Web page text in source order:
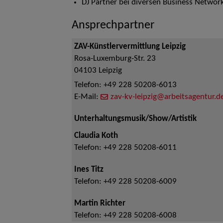
DJ Partner bei diversen Business
Ansprechpartner
ZAV-Künstlervermittlung Leipzig
Rosa-Luxemburg-Str. 23
04103 Leipzig
Telefon: +49 228 50208-6013
E-Mail:
zav-kv-
Unterhaltungsmusik/Show/Artistik
Claudia Koth
Telefon: +49 228 50208-6011
Ines Titz
Telefon: +49 228 50208-6009
Martin Richter
Telefon: +49 228 50208-6008